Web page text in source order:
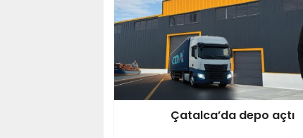
Çatalca’da depo açtı